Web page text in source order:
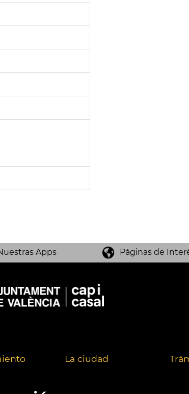
Apps Páginas de
La ciudad